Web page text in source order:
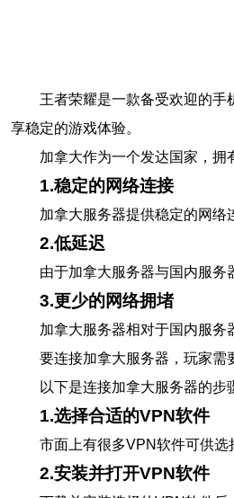
王者荣耀是一款备受欢迎的
享稳定的游戏体验。
加拿大作为一个发达国家，拥
1.稳定的网络连接
加拿大服务器提供稳定的网络
2.低延迟
由于加拿大服务器与国内服务
3.更少的网络拥堵
加拿大服务器相对于国内服务
要连接加拿大服务器，玩家需
以下是连接加拿大服务器的步
1.选择合适的VPN软件
市面上有很多VPN软件可供选
2.安装并打开VPN软件